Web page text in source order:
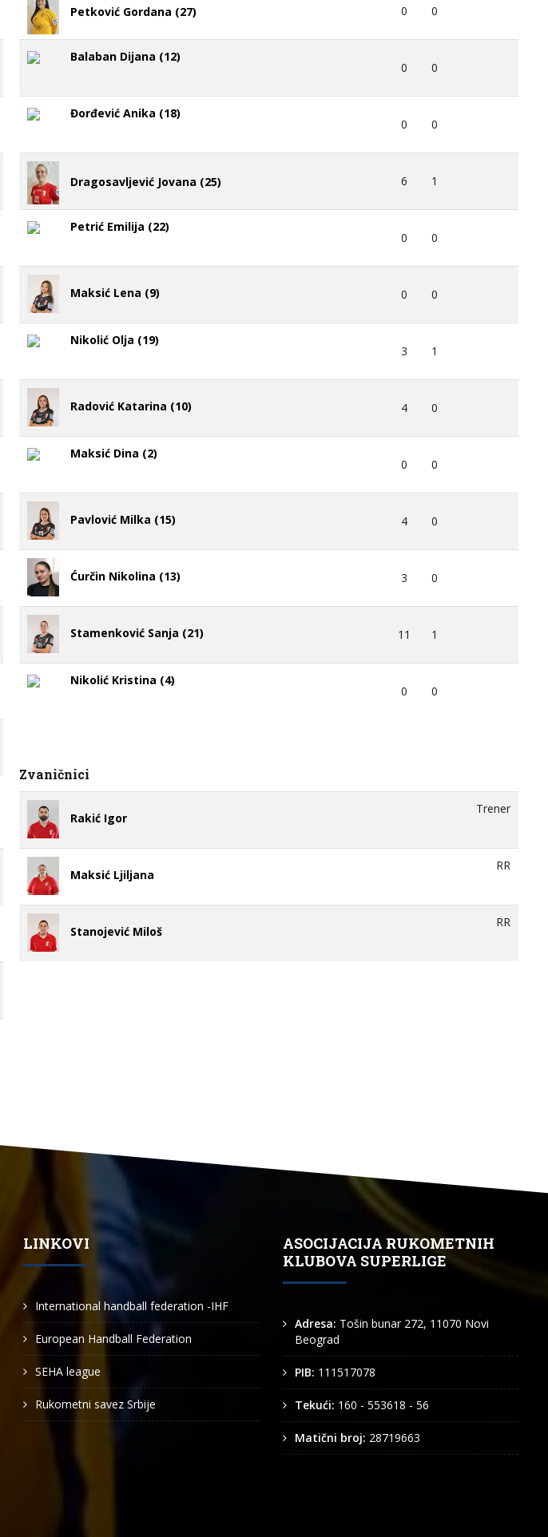
Petković Gordana (27) 0 0
Balaban Dijana (12)
0 0
Đorđević Anika (18)
0 0
Dragosavljević Jovana (25) 6 1
Petrić Emilija (22)
0 0
Maksić Lena (9) 0 0
Nikolić Olja (19)
3 1
Radović Katarina (10) 4 0
Maksić Dina (2)
0 0
Pavlović Milka (15) 4 0
Ćurčin Nikolina (13) 3 0
Stamenković Sanja (21) 11 1
Nikolić Kristina (4)
0 0
Zvaničnici
Rakić Igor
Trener
Maksić Ljiljana
RR
Stanojević Miloš
RR
LINKOVI
International handball federation -IHF
European Handball Federation
SEHA league
Rukometni savez Srbije
ASOCIJACIJA RUKOMETNIH
KLUBOVA SUPERLIGE
Adresa: Tošin bunar 272, 11070 Novi
Beograd
PIB: 111517078
Tekući: 160 - 553618 - 56
Matični broj: 28719663